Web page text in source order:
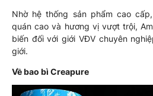
Nhờ hệ thống sản phẩm cao
quán cao và hương vị vượt trội,
biến đối với giới VĐV chuyên
giới.
Về bao bì Creapure